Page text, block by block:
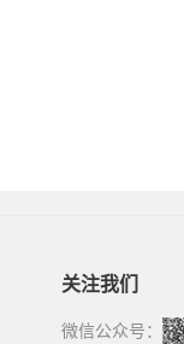
关注我们
微信公众号：